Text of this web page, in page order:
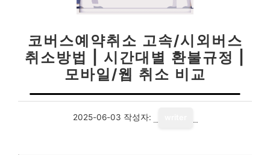
코버스예약취소 고속/시외버스
취소방법 | 시간대별 환불규정 |
모바일/웹 취소 비교
2025-06-03 작성자: